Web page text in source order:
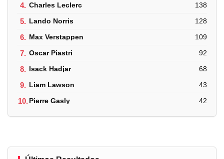
4. Charles Leclerc 138
5. Lando Norris 128
6. Max Verstappen 109
7. Oscar Piastri 92
8. Isack Hadjar 68
9. Liam Lawson 43
10.Pierre Gasly 42